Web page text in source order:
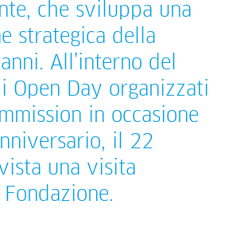
che sviluppa una
strategica della
All’interno del
Open Day organizzati
in occasione
il 22
una visita